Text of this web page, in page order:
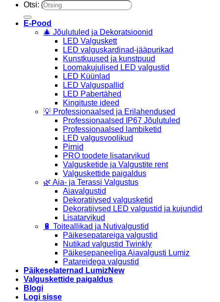
Otsi:
E-Pood
🎄 Jõulutuled ja Dekoratsioonid
LED Valguskett
LED valguskardinad-jääpurikad
Kunstkuused ja kunstpuud
Loomakujulised LED valgustid
LED Küünlad
LED Valguspallid
LED Pabertähed
Kingituste ideed
💡 Professionaalsed ja Erilahendused
Professionaalsed IP67 Jõulutuled
Professionaalsed lambiketid
LED valgusvoolikud
Pirnid
PRO toodete lisatarvikud
Valgusketide ja Valgustite rent
Valguskettide paigaldus
🌿 Aia- ja Terassi Valgustus
Aiavalgustid
Dekoratiivsed valgusketid
Dekoratiivsed LED valgustid ja kujundid
Lisatarvikud
🔋 Toiteallikad ja Nutivalgustid
Päikesepatareiga valgustid
Nutikad valgustid Twinkly
Päikesepaneeliga Aiavalgusti Lumiz
Patareidega valgustid
Päikeselaternad Lumiz
Valguskettide paigaldus
Blogi
Logi sisse